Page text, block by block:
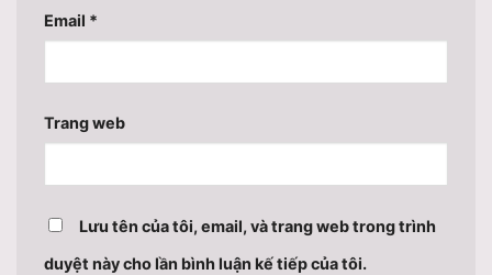
Email *
Trang web
Lưu tên của tôi, email, và trang web trong trình
duyệt này cho lần bình luận kế tiếp của tôi.